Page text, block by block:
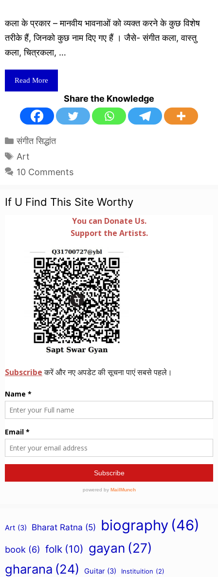
कला के प्रकार – मानवीय भावनाओं को व्यक्त करने के कुछ विशेष
तरीके हैं, जिनको कुछ नाम दिए गए हैं । जैसे- संगीत कला, वास्तु
कला, चित्रकला, …
Read More
Share the Knowledge
Categories
संगीत सिद्धांत
Tags
Art
10 Comments
If U Find This Site Worthy
Art (3) Bharat Ratna (5) biography (46)
book (6) folk (10) gayan (27)
gharana (24) Guitar (3) Instituition (2)